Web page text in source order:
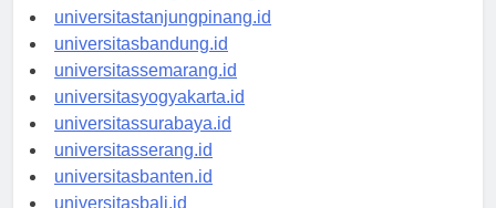
universitaspangkalpinang.id
universitastanjungpinang.id
universitasbandung.id
universitassemarang.id
universitasyogyakarta.id
universitassurabaya.id
universitasserang.id
universitasbanten.id